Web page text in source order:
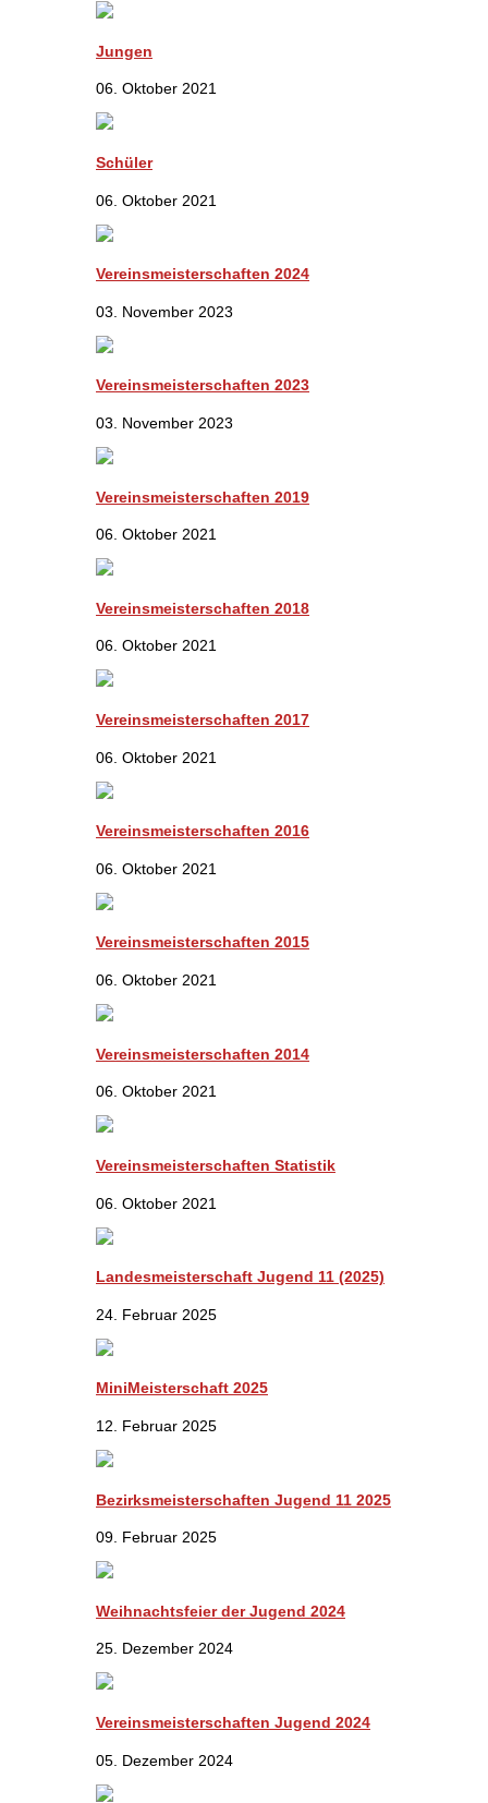
Jungen
06. Oktober 2021
Schüler
06. Oktober 2021
Vereinsmeisterschaften 2024
03. November 2023
Vereinsmeisterschaften 2023
03. November 2023
Vereinsmeisterschaften 2019
06. Oktober 2021
Vereinsmeisterschaften 2018
06. Oktober 2021
Vereinsmeisterschaften 2017
06. Oktober 2021
Vereinsmeisterschaften 2016
06. Oktober 2021
Vereinsmeisterschaften 2015
06. Oktober 2021
Vereinsmeisterschaften 2014
06. Oktober 2021
Vereinsmeisterschaften Statistik
06. Oktober 2021
Landesmeisterschaft Jugend 11 (2025)
24. Februar 2025
MiniMeisterschaft 2025
12. Februar 2025
Bezirksmeisterschaften Jugend 11 2025
09. Februar 2025
Weihnachtsfeier der Jugend 2024
25. Dezember 2024
Vereinsmeisterschaften Jugend 2024
05. Dezember 2024